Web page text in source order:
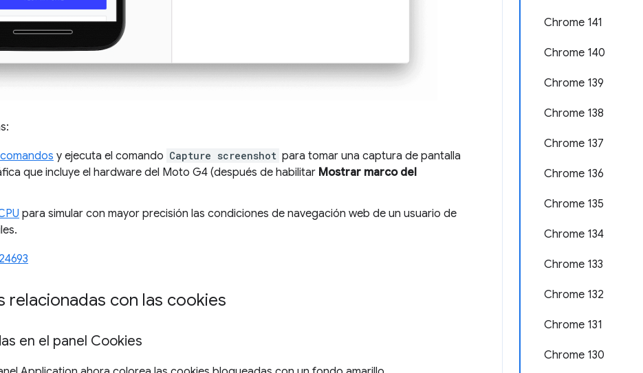
Chrome 141
Chrome 140
Chrome 139
Chrome 138
Chrome 137
Chrome 136
Chrome 135
Chrome 134
Chrome 133
Chrome 132
Chrome 131
Chrome 130
y ejecuta el comando Capture screenshot para tomar una captura de pantalla
que incluye el hardware del Moto G4 (después de habilitar Mostrar marco del
para simular con mayor precisión las condiciones de navegación web de un usuario de
relacionadas con las cookies
en el panel Cookies